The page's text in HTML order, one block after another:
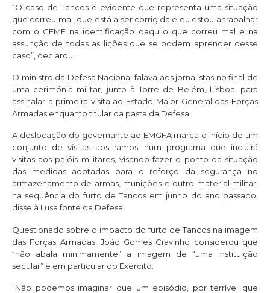
“O caso de Tancos é evidente que representa uma situação
que correu mal, que está a ser corrigida e eu estou a trabalhar
com o CEME na identificação daquilo que correu mal e na
assunção de todas as lições que se podem aprender desse
caso”, declarou.
O ministro da Defesa Nacional falava aos jornalistas no final de
uma cerimónia militar, junto à Torre de Belém, Lisboa, para
assinalar a primeira visita ao Estado-Maior-General das Forças
Armadas enquanto titular da pasta da Defesa.
A deslocação do governante ao EMGFA marca o início de um
conjunto de visitas aos ramos, num programa que incluirá
visitas aos paióis militares, visando fazer o ponto da situação
das medidas adotadas para o reforço da segurança no
armazenamento de armas, munições e outro material militar,
na sequência do furto de Tancos em junho do ano passado,
disse à Lusa fonte da Defesa.
Questionado sobre o impacto do furto de Tancos na imagem
das Forças Armadas, João Gomes Cravinho considerou que
“não abala minimamente” a imagem de “uma instituição
secular” e em particular do Exército.
“Não podemos imaginar que um episódio, por terrível que